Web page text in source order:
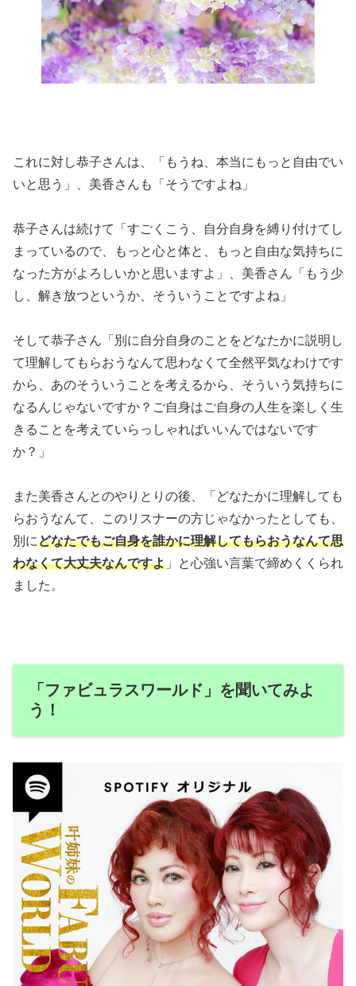
これに対し恭子さんは、「もうね、本当にもっと自由でい
いと思う」、美香さんも「そうですよね」
恭子さんは続けて「すごくこう、自分自身を縛り付けてし
まっているので、もっと心と体と、もっと自由な気持ちに
なった方がよろしいかと思いますよ」、美香さん「もう少
し、解き放つというか、そういうことですよね」
そして恭子さん「別に自分自身のことをどなたかに説明し
て理解してもらおうなんて思わなくて全然平気なわけです
から、あのそういうことを考えるから、そういう気持ちに
なるんじゃないですか？ご自身はご自身の人生を楽しく生
きることを考えていらっしゃればいいんではないです
か？」
また美香さんとのやりとりの後、「どなたかに理解しても
らおうなんて、このリスナーの方じゃなかったとしても、
別にどなたでもご自身を誰かに理解してもらおうなんて思
わなくて大丈夫なんですよ 」と心強い言葉で締めくくられ
ました。
「ファビュラスワールド」を聞いてみよ
う！